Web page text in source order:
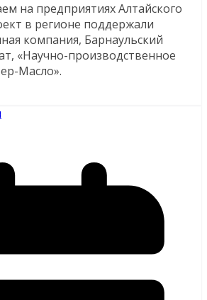
на предприятиях Алтайского
в регионе поддержали
компания, Барнаульский
«Научно-производственное
Масло».